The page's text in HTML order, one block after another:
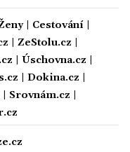
| Cestování|
ZeStolu.cz
Úschovna.cz
Dokina.cz
Srovnám.cz